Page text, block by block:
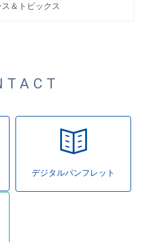
＆トピックス
デジタルパンフレット